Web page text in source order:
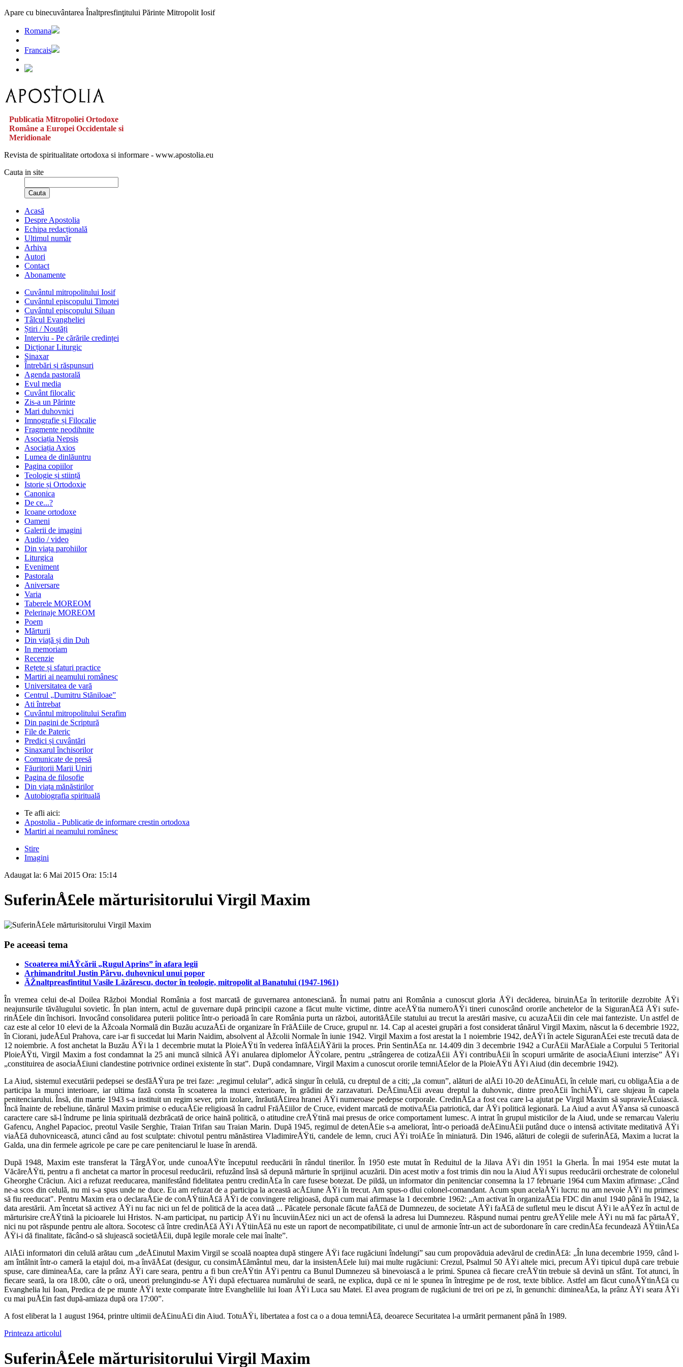
Apare cu binecuvântarea Înaltpresfinţitului Părinte Mitropolit Iosif
Romana
Francais
Publicatia Mitropoliei Ortodoxe
Române a Europei Occidentale si
Meridionale
Revista de spiritualitate ortodoxa si informare - www.apostolia.eu
Cauta in site
Cauta
Acasă
Despre Apostolia
Echipa redacțională
Ultimul număr
Arhiva
Autori
Contact
Abonamente
Cuvântul mitropolitului Iosif
Cuvântul episcopului Timotei
Cuvântul episcopului Siluan
Tâlcul Evangheliei
Știri / Noutăți
Interviu - Pe cărările credinței
Dicționar Liturgic
Sinaxar
Întrebări și răspunsuri
Agenda pastorală
Evul media
Cuvânt filocalic
Zis-a un Părinte
Mari duhovnici
Imnografie și Filocalie
Fragmente neodihnite
Asociația Nepsis
Asociația Axios
Lumea de dinlăuntru
Pagina copiilor
Teologie și stiință
Istorie și Ortodoxie
Canonica
De ce...?
Icoane ortodoxe
Oameni
Galerii de imagini
Audio / video
Din viața parohiilor
Liturgica
Eveniment
Pastorala
Aniversare
Varia
Taberele MOREOM
Pelerinaje MOREOM
Poem
Mărturii
Din viață și din Duh
In memoriam
Recenzie
Rețete și sfaturi practice
Martiri ai neamului românesc
Universitatea de vară
Centrul „Dumitru Stăniloae”
Ati întrebat
Cuvântul mitropolitului Serafim
Din pagini de Scriptură
File de Pateric
Predici și cuvântări
Sinaxarul închisorilor
Comunicate de presă
Făuritorii Marii Uniri
Pagina de filosofie
Din viața mănăstirilor
Autobiografia spirituală
Te afli aici:
Apostolia - Publicatie de informare crestin ortodoxa
Martiri ai neamului românesc
Stire
Imagini
Adaugat la: 6 Mai 2015 Ora: 15:14
SuferinÅ£ele mărturisitorului Virgil Maxim
Pe aceeasi tema
Scoaterea miÅŸcării „Rugul Aprins” în afara legii
Arhimandritul Justin Pârvu, duhovnicul unui popor
ÃŽnaltpreasfintitul Vasile Lăzărescu, doctor în teologie, mitropolit al Banatului (1947-1961)
În vremea celui de-al Doilea Război Mondial România a fost marcată de guvernarea antonesciană. În numai patru ani România a cunoscut glo­ria ÅŸi decăderea, biruinÅ£a în teritoriile dez­robite ÅŸi
neajunsurile tăvălugului sovietic. În plan intern, actul de guvernare după principii cazone a făcut multe victime, dintre aceÅŸtia numeroÅŸi tineri cunoscând ororile anchetelor de la SiguranÅ£ă ÅŸi sufe­
rinÅ£ele din închisori. Invocând consolida­rea puterii politice într-o perioadă în care România purta un război, autorităÅ£ile sta­tului au trecut la arestări masive, cu acu­zaÅ£ii din cele mai fanteziste. Un astfel de
caz este al celor 10 elevi de la Åžcoala Normală din Buzău acuzaÅ£i de organiza­re în FrăÅ£iile de Cruce, grupul nr. 14. Cap al acestei grupări a fost considerat tânărul Virgil Maxim, născut la 6 decembrie 1922,
în Ciorani, judeÅ£ul Prahova, care i-ar fi succedat lui Marin Naidim, absolvent al Åžcolii Normale în iunie 1942. Virgil Maxim a fost arestat la 1 noiembrie 1942, deÅŸi în actele SiguranÅ£ei este trecută data de
12 noiembrie. A fost anchetat la Buzău ÅŸi la 1 decembrie mutat la PloieÅŸti în vederea înfăÅ£iÅŸării la proces. Prin SentinÅ£a nr. 14.409 din 3 decembrie 1942 a CurÅ£ii MarÅ£iale a Corpului 5 Teritorial
PloieÅŸti, Virgil Maxim a fost condamnat la 25 ani muncă silnică ÅŸi anularea diplomelor ÅŸco­lare, pentru „strângerea de cotizaÅ£ii ÅŸi con­tribuÅ£ii în scopuri urmărite de asociaÅ£iuni interzise” ÅŸi
„constituirea de asociaÅ£iuni clandestine potrivnice ordinei existente în stat”. După condamnare, Virgil Maxim a cunoscut ororile temniÅ£elor de la PloieÅŸti ÅŸi Aiud (din decembrie 1942).
La Aiud, sistemul executării pedepsei se desfăÅŸura pe trei faze: „regimul celular”, adică singur în celulă, cu dreptul de a citi; „la comun”, alături de alÅ£i 10-20 deÅ£inuÅ£i, în celule mari, cu obligaÅ£ia a de
participa la munci interioare, iar ultima fază consta în scoaterea la munci exterioare, în gră­dini de zarzavaturi. DeÅ£inuÅ£ii aveau drep­tul la duhovnic, dintre preoÅ£ii închiÅŸi, care slujeau în capela
penitenciarului. Însă, din martie 1943 s-a instituit un regim sever, prin izolare, înrăutăÅ£irea hranei ÅŸi nume­roase pedepse corporale. CredinÅ£a a fost cea care l-a ajutat pe Virgil Maxim să su­pravieÅ£uiască.
Încă înainte de rebeliune, tânărul Maxim primise o educaÅ£ie religi­oasă în cadrul FrăÅ£iilor de Cruce, evident marcată de motivaÅ£ia patriotică, dar ÅŸi po­litică legionară. La Aiud a avut ÅŸansa să cunoască
caractere care să-l îndrume pe linia spirituală dezbrăcată de orice haină politică, o atitudine creÅŸtină mai presus de orice comportament lumesc. A intrat în grupul misticilor de la Aiud, unde se remarcau Valeriu
Gafencu, Anghel Papacioc, preotul Vasile Serghie, Traian Trifan sau Traian Marin. După 1945, regimul de de­tenÅ£ie s-a ameliorat, într-o perioadă deÅ£inuÅ£ii putând duce o intensă activitate meditativă ÅŸi
viaÅ£ă duhovnicească, atunci când au fost sculptate: chivotul pen­tru mănăstirea VladimireÅŸti, candele de lemn, cruci ÅŸi troiÅ£e în miniatură. Din 1946, alături de colegii de su­ferinÅ£ă, Maxim a lucrat la
Galda, una din fer­mele agricole pe care pe care penitenciarul le luase în arendă.
După 1948, Maxim este transferat la TârgÅŸor, unde cunoaÅŸte începutul reeducării în rândul tinerilor. În 1950 este mutat în Reduitul de la Jilava ÅŸi din 1951 la Gherla. În mai 1954 este mutat la
VăcăreÅŸti, pentru a fi anchetat ca martor în procesul reeducării, refu­zând însă să depună mărturie în spriji­nul acuzării. Din acest motiv a fost tri­mis din nou la Aiud ÅŸi supus reeducării orchestrate de colonelul
Gheorghe Crăciun. Aici a refuzat reeducarea, manifes­tând fidelitatea pentru credinÅ£a în care fusese botezat. De pildă, un informator din penitenciar consemna la 17 februa­rie 1964 cum Maxim afirmase: „Când
ne-a scos din celulă, nu mi s-a spus unde ne duce. Eu am refuzat de a participa la această acÅ£iune ÅŸi în trecut. Am spus-o dlui colonel-comandant. Acum spun ace­laÅŸi lucru: nu am nevoie ÅŸi nu primesc
să fiu reeducat". Pentru Maxim era o declaraÅ£ie de conÅŸtiinÅ£ă ÅŸi de convingere religioasă, după cum mai afirmase la 1 decembrie 1962: „Am activat în organi­zaÅ£ia FDC din anul 1940 până în 1942, la
data arestării. Am încetat să activez ÅŸi nu fac nici un fel de politică de la acea dată ... Păcatele personale făcute faÅ£ă de Dumnezeu, de societate ÅŸi faÅ£ă de sufle­tul meu le discut ÅŸi le aÅŸez în actul de
mărturisire creÅŸtină la picioarele lui Hristos. N-am participat, nu particip ÅŸi nu încuviinÅ£ez nici un act de ofensă la adresa lui Dumnezeu. Răspund numai pentru greÅŸelile mele ÅŸi nu mă fac părtaÅŸ,
nici nu pot răspunde pentru ale altora. Soco­tesc că între credinÅ£ă ÅŸi ÅŸtiinÅ£ă nu este un raport de necompatibilitate, ci unul de armonie într-un act de subordonare în care credinÅ£a fecundează ÅŸtiinÅ£a
ÅŸi-i dă finalitate, făcând-o să slujească societă­Å£ii, după legile morale cele mai înalte”.
AlÅ£i informatori din celulă arătau cum „deÅ£inutul Maxim Virgil se scoală noap­tea după stingere ÅŸi face rugăciuni înde­lungi” sau cum propovăduia adevărul de credinÅ£ă: „În luna decembrie 1959, când l-
am întâlnit într-o cameră la etajul doi, m-a învăÅ£at (desigur, cu consimÅ£ămân­tul meu, dar la insistenÅ£ele lui) mai mul­te rugăciuni: Crezul, Psalmul 50 ÅŸi alte­le mici, precum ÅŸi tipicul după care trebuie
spuse, care dimineaÅ£a, care la prânz ÅŸi care seara, pentru a fi bun creÅŸ­tin ÅŸi pentru ca Bunul Dumnezeu să binevoiască a le primi. Spunea că fiecare creÅŸtin trebuie să devină un sfânt. Tot atunci, în
fiecare seară, la ora 18.00, câte o oră, uneori prelungindu-se ÅŸi după efec­tuarea numărului de seară, ne explica, după ce ni le spunea în întregime pe de rost, texte biblice. Astfel am făcut cunoÅŸ­tinÅ£ă cu
Evanghelia lui Ioan, Predica de pe munte ÅŸi texte comparate între Evangheliile lui Ioan ÅŸi Luca sau Matei. El avea program de rugăciuni de trei ori pe zi, în genunchi: dimineaÅ£a, la prânz ÅŸi seara ÅŸi
cu mai puÅ£in fast după-amiaza după ora 17:00”.
A fost eliberat la 1 august 1964, prin­tre ultimii deÅ£inuÅ£i din Aiud. TotuÅŸi, liber­tatea a fost ca o a doua temniÅ£ă, deoarece Securitatea l-a urmărit permanent până în 1989.
Printeaza articolul
SuferinÅ£ele mărturisitorului Virgil Maxim